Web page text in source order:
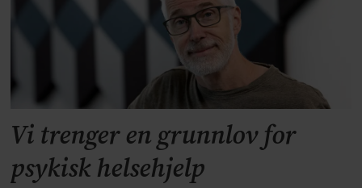
Vi trenger en grunnlov for
psykisk helsehjelp